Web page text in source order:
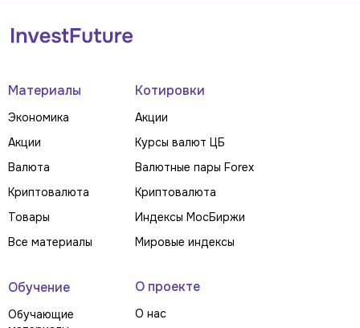
Материалы
Экономика
Акции
Валюта
Криптовалюта
Товары
Все материалы
Котировки
Акции
Курсы валют ЦБ
Валютные пары Forex
Криптовалюта
Индексы МосБиржи
Мировые индексы
Обучение
Обучающие
О проекте
О нас